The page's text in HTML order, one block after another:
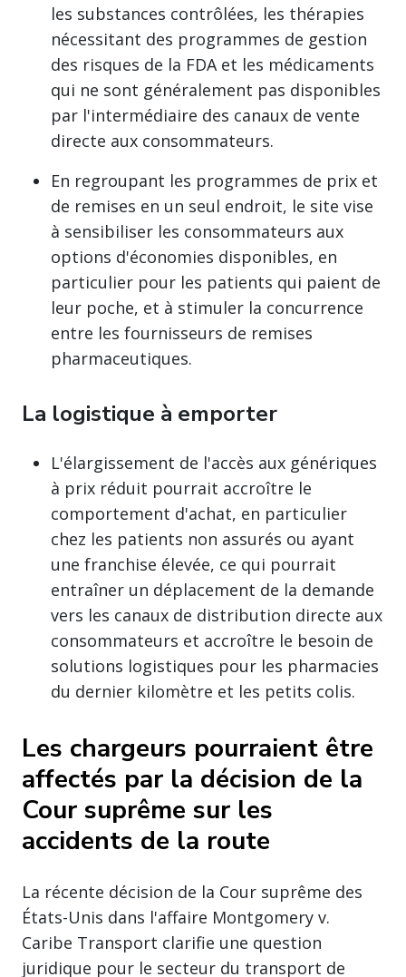
les substances contrôlées, les thérapies
nécessitant des programmes de gestion
des risques de la FDA et les médicaments
qui ne sont généralement pas disponibles
par l'intermédiaire des canaux de vente
directe aux consommateurs.
En regroupant les programmes de prix et
de remises en un seul endroit, le site vise
à sensibiliser les consommateurs aux
options d'économies disponibles, en
particulier pour les patients qui paient de
leur poche, et à stimuler la concurrence
entre les fournisseurs de remises
pharmaceutiques.
La logistique à emporter
L'élargissement de l'accès aux génériques
à prix réduit pourrait accroître le
comportement d'achat, en particulier
chez les patients non assurés ou ayant
une franchise élevée, ce qui pourrait
entraîner un déplacement de la demande
vers les canaux de distribution directe aux
consommateurs et accroître le besoin de
solutions logistiques pour les pharmacies
du dernier kilomètre et les petits colis.
Les chargeurs pourraient être
affectés par la décision de la
Cour suprême sur les
accidents de la route
La récente décision de la Cour suprême des
États-Unis dans l'affaire Montgomery v.
Caribe Transport clarifie une question
juridique pour le secteur du transport de